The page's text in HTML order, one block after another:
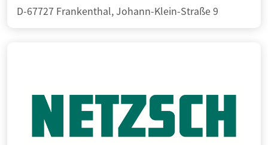
D-67727 Frankenthal, Johann-Klein-Straße 9